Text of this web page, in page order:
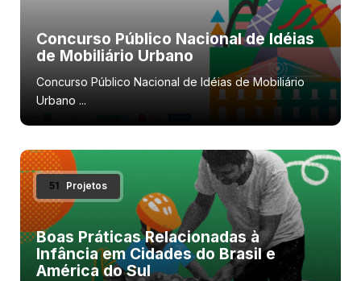
Concurso Público Nacional de Idéias
de Mobiliário Urbano
Concurso Público Nacional de Idéias de Mobiliário
Urbano ...
51 Projetos
Boas Práticas Relacionadas à
Infância em Cidades do Brasil e
América do Sul